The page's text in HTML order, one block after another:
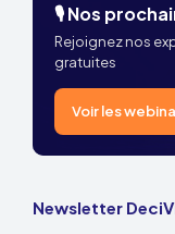
🎙️ Nos
Rejoignez nos
gratuites
Voir les
Newsletter